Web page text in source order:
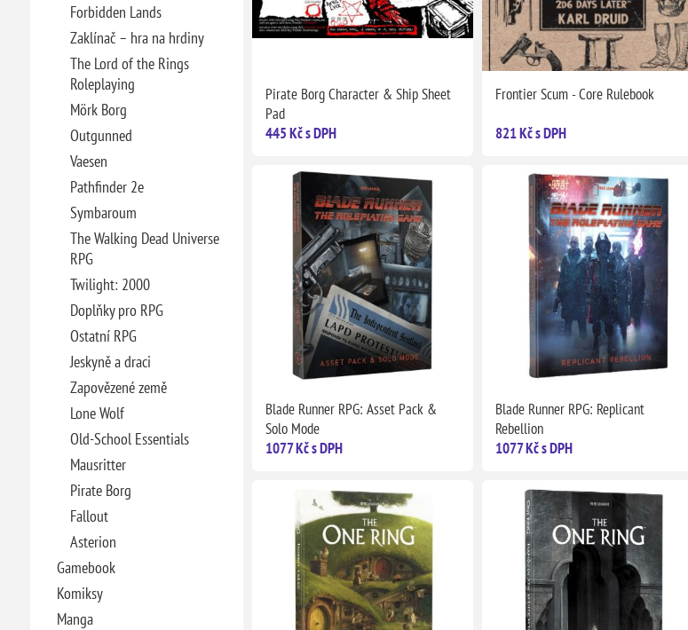
Forbidden Lands
Zaklínač – hra na hrdiny
The Lord of the Rings
Roleplaying
Mörk Borg
Outgunned
Vaesen
Pathfinder 2e
Symbaroum
The Walking Dead Universe
RPG
Twilight: 2000
Doplňky pro RPG
Ostatní RPG
Jeskyně a draci
Zapovězené země
Lone Wolf
Old-School Essentials
Mausritter
Pirate Borg
Fallout
Asterion
Gamebook
Komiksy
Manga
Pirate Borg Character & Ship Sheet
Pad
445 Kč s DPH
Frontier Scum - Core Rulebook
821 Kč s DPH
Blade Runner RPG: Asset Pack &
Solo Mode
1077 Kč s DPH
Blade Runner RPG: Replicant
Rebellion
1077 Kč s DPH